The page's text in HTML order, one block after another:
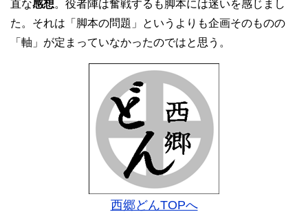
直な感想。役者陣は奮戦するも脚本には迷いを感じまし
た。それは「脚本の問題」というよりも企画そのものの
「軸」が定まっていなかったのではと思う。
西郷どんTOPへ